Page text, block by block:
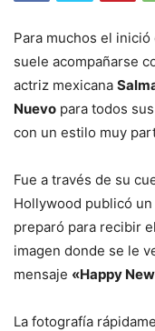
Para muchos el
suele acompañarse
actriz mexicana
Nuevo para todos
con un estilo muy
Fue a través de su
Hollywood publicó
preparó para recibir
imagen donde se le
mensaje «Happy
La fotografía